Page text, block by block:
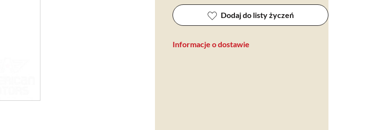
Dodaj do listy życzeń
Informacje o dostawie